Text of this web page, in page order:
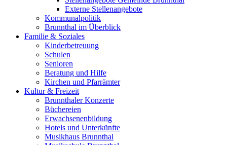
Externe Stellenangebote
Kommunalpolitik
Brunnthal im Überblick
Familie & Soziales
Kinderbetreuung
Schulen
Senioren
Beratung und Hilfe
Kirchen und Pfarrämter
Kultur & Freizeit
Brunnthaler Konzerte
Büchereien
Erwachsenenbildung
Hotels und Unterkünfte
Musikhaus Brunnthal